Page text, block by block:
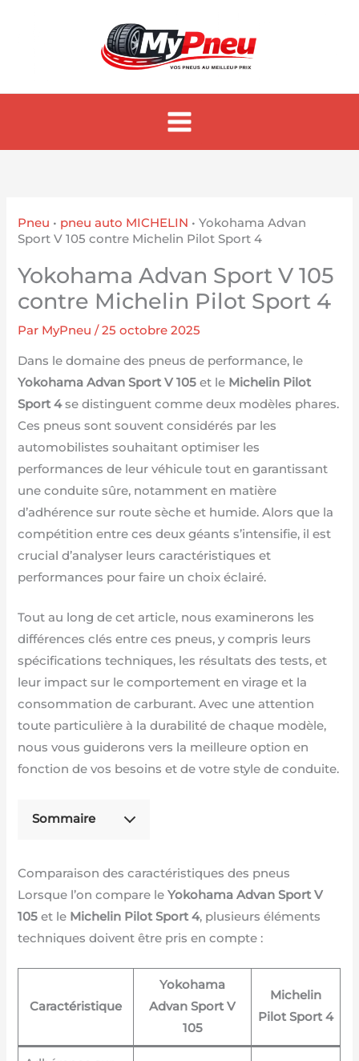
Pneu • pneu auto MICHELIN •Yokohama Advan
Sport V 105 contre Michelin Pilot Sport 4
Yokohama Advan Sport V 105
contre Michelin Pilot Sport 4
Par MyPneu/25 octobre 2025
Dans le domaine des pneus de performance, le
Yokohama Advan Sport V 105 et le Michelin Pilot
Sport 4se distinguent comme deux modèles phares.
Ces pneus sont souvent considérés par les
automobilistes souhaitant optimiser les
performances de leur véhicule tout en garantissant
une conduite sûre, notamment en matière
d’adhérence sur route sèche et humide. Alors que la
compétition entre ces deux géants s’intensifie, il est
crucial d’analyser leurs caractéristiques et
performances pour faire un choix éclairé.
Tout au long de cet article, nous examinerons les
différences clés entre ces pneus, y compris leurs
spécifications techniques, les résultats des tests, et
leur impact sur le comportement en virage et la
consommation de carburant. Avec une attention
toute particulière à la durabilité de chaque modèle,
nous vous guiderons vers la meilleure option en
fonction de vos besoins et de votre style de conduite.
Sommaire
Comparaison des caractéristiques des pneus
Lorsque l’on compare leYokohama Advan Sport V
105 et le Michelin Pilot Sport 4, plusieurs éléments
techniques doivent être pris en compte :
Caractéristique
Yokohama
Advan Sport V
105
Michelin
Pilot Sport 4